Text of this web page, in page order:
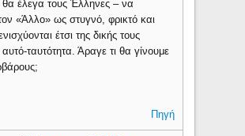
θα έλεγα τους Έλληνες – να
«Άλλο» ως στυγνό, φρικτό και
έτσι της δικής τους
ταυτότητα. Άραγε τι θα γίνουμε
Πηγή